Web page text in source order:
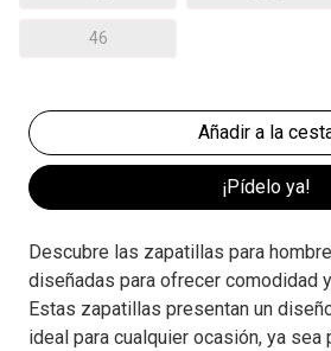
46
¡Pídelo ya!
Descubre las zapatillas para
diseñadas para ofrecer comodidad
Estas zapatillas presentan un
ideal para cualquier ocasión, ya sea